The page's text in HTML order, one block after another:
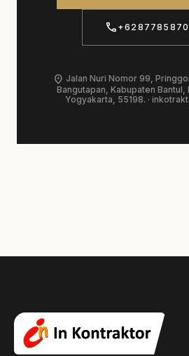
call
location_on Jalan Nuri Nomor 99,
Bangutapan, Kabupaten Bantul,
Yogyakarta, 55198. ·